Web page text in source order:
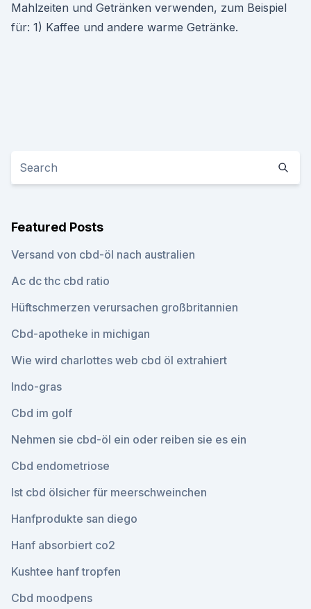
Mahlzeiten und Getränken verwenden, zum Beispiel
für: 1) Kaffee und andere warme Getränke.
Featured Posts
Versand von cbd-öl nach australien
Ac dc thc cbd ratio
Hüftschmerzen verursachen großbritannien
Cbd-apotheke in michigan
Wie wird charlottes web cbd öl extrahiert
Indo-gras
Cbd im golf
Nehmen sie cbd-öl ein oder reiben sie es ein
Cbd endometriose
Ist cbd ölsicher für meerschweinchen
Hanfprodukte san diego
Hanf absorbiert co2
Kushtee hanf tropfen
Cbd moodpens